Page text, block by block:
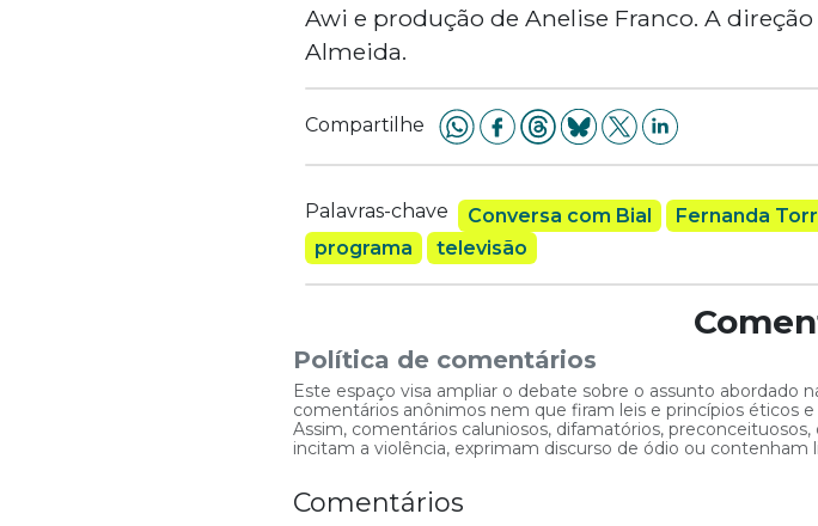
Awi e produção de Anelise Franco. A
Almeida.
Compartilhe
Palavras-chave Conversa com Bial Fernanda
programa
televisão
Política de comentários
Este espaço visa ampliar o debate sobre o assunto abordado
comentários anônimos nem que firam leis e princípios éticos
Assim, comentários caluniosos, difamatórios,
incitam a violência, exprimam discurso de ódio ou contenham
Comentários